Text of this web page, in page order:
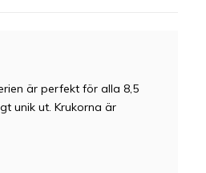
är perfekt för alla 8,5
unik ut. Krukorna är